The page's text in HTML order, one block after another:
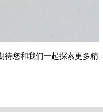
待您和我们一起探索更多精